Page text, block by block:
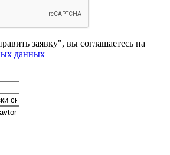
заявку", вы соглашаетесь на
данных